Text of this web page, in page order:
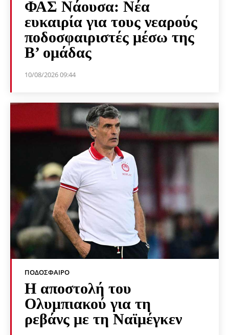
ΦΑΣ Νάουσα: Νέα
ευκαιρία για τους νεαρούς
ποδοσφαιριστές μέσω της
Β’ ομάδας
10/08/2026 09:44
ΠΟΔΌΣΦΑΙΡΟ
Η αποστολή του
Ολυμπιακού για τη
ρεβάνς με τη Ναϊμέγκεν